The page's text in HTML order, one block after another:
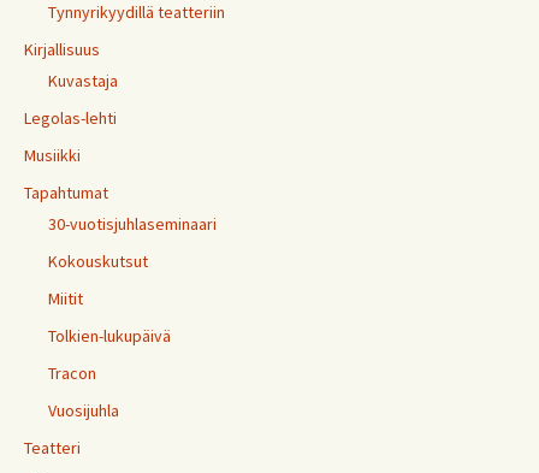
Tynnyrikyydillä teatteriin
Kirjallisuus
Kuvastaja
Legolas-lehti
Musiikki
Tapahtumat
30-vuotisjuhlaseminaari
Kokouskutsut
Miitit
Tolkien-lukupäivä
Tracon
Vuosijuhla
Teatteri